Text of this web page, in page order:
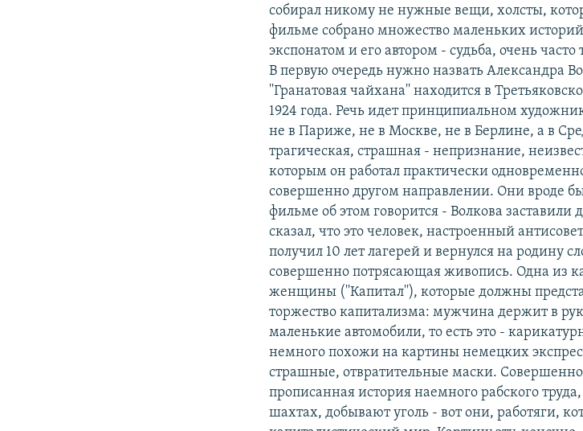
собирал никому не нужные вещи, холсты,
фильме собрано множество маленьких
экспонатом и его автором - судьба, очень
В первую очередь нужно назвать Александра
''Гранатовая чайхана'' находится в
1924 года. Речь идет принципиальном
не в Париже, не в Москве, не в Берлине, а в
трагическая, страшная - непризнание,
которым он работал практически
совершенно другом направлении. Они вроде
фильме об этом говорится - Волкова заставили
сказал, что это человек, настроенный
получил 10 лет лагерей и вернулся на родину
совершенно потрясающая живопись. Одна из
женщины (''Капитал''), которые должны
торжество капитализма: мужчина держит в
маленькие автомобили, то есть это -
немного похожи на картины немецких
страшные, отвратительные маски.
прописанная история наемного рабского
шахтах, добывают уголь - вот они, работяги,